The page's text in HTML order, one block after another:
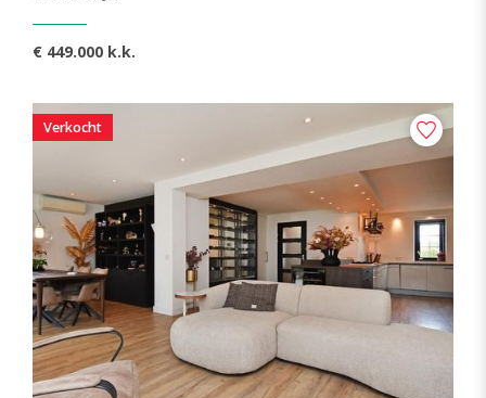
€ 449.000 k.k.
Verkocht